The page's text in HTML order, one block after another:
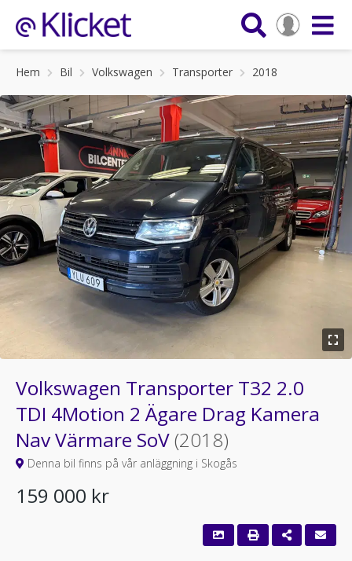
Hem Bil Volkswagen Transporter 2018
Volkswagen Transporter T32 2.0
TDI 4Motion 2 Ägare Drag Kamera
Nav Värmare SoV(2018)
Denna bil finns på vår anläggning i Skogås
159 000 kr